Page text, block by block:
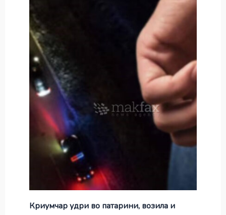
Криумчар удри во патарини, возила и